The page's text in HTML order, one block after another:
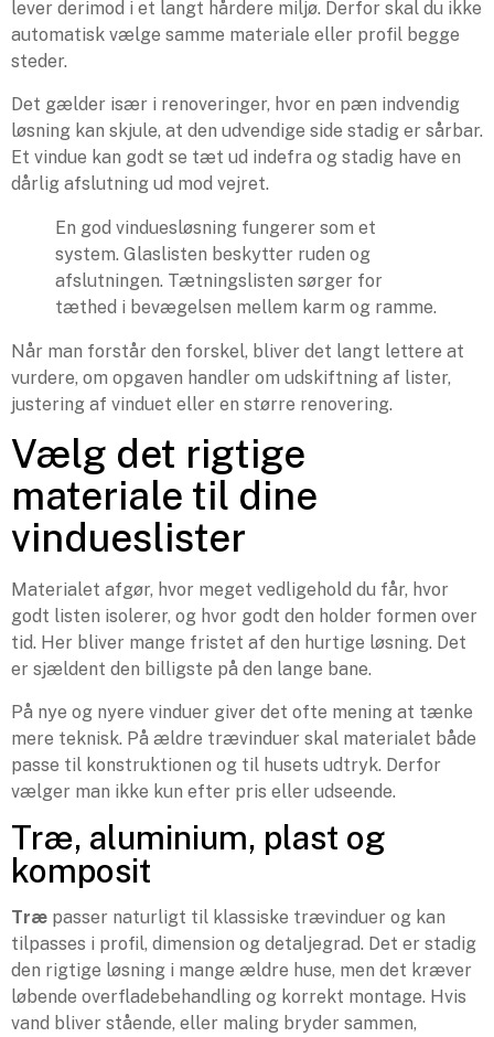
lever derimod i et langt hårdere miljø. Derfor skal du ikke
automatisk vælge samme materiale eller profil begge
steder.
Det gælder især i renoveringer, hvor en pæn indvendig
løsning kan skjule, at den udvendige side stadig er sårbar.
Et vindue kan godt se tæt ud indefra og stadig have en
dårlig afslutning ud mod vejret.
En god vinduesløsning fungerer som et
system. Glaslisten beskytter ruden og
afslutningen. Tætningslisten sørger for
tæthed i bevægelsen mellem karm og ramme.
Når man forstår den forskel, bliver det langt lettere at
vurdere, om opgaven handler om udskiftning af lister,
justering af vinduet eller en større renovering.
Vælg det rigtige
materiale til dine
vindueslister
Materialet afgør, hvor meget vedligehold du får, hvor
godt listen isolerer, og hvor godt den holder formen over
tid. Her bliver mange fristet af den hurtige løsning. Det
er sjældent den billigste på den lange bane.
På nye og nyere vinduer giver det ofte mening at tænke
mere teknisk. På ældre trævinduer skal materialet både
passe til konstruktionen og til husets udtryk. Derfor
vælger man ikke kun efter pris eller udseende.
Træ, aluminium, plast og
komposit
Træ passer naturligt til klassiske trævinduer og kan
tilpasses i profil, dimension og detaljegrad. Det er stadig
den rigtige løsning i mange ældre huse, men det kræver
løbende overfladebehandling og korrekt montage. Hvis
vand bliver stående, eller maling bryder sammen,